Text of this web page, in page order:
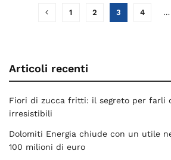
1 2 3 4 …
Articoli recenti
Fiori di zucca fritti: il segreto per farli
irresistibili
Dolomiti Energia chiude con un utile
100 milioni di euro